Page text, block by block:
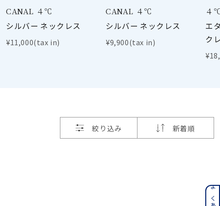
レディース
～
在庫ありのみ すべて表示
CANAL ４℃
シルバー ネックレス
¥11,000(tax in)
CANAL ４℃
シルバー ネックレス
¥9,900(tax in)
４
エ
ク
絞り込み 新着順